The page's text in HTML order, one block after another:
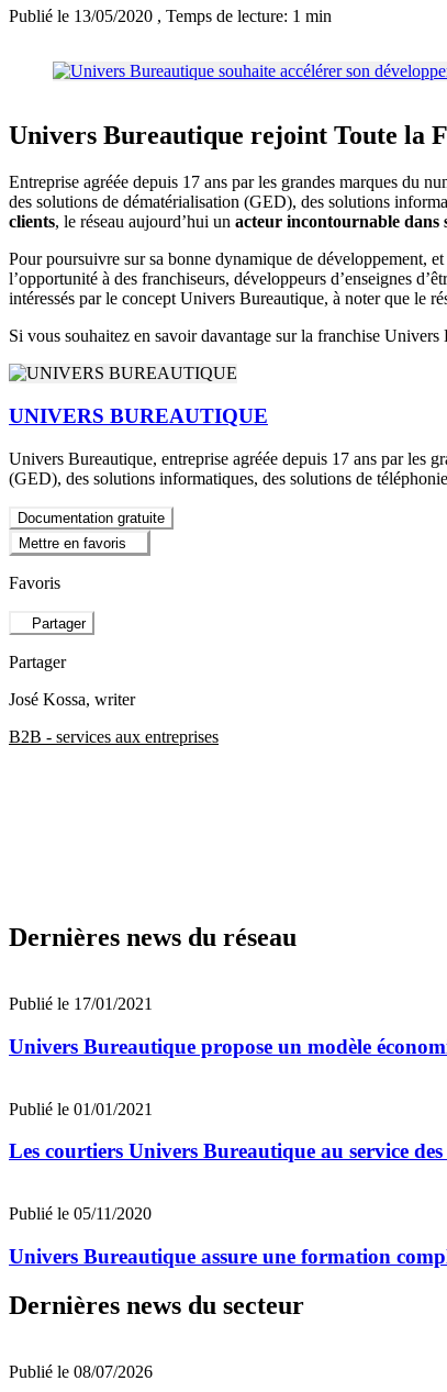
Publié le 13/05/2020 , Temps de lecture: 1 min
Univers Bureautique rejoint Toute la
Entreprise agréée depuis 17 ans par les grandes marques du
des solutions de dématérialisation (GED), des solutions
clients, le réseau aujourd’hui un acteur incontournable dans
Pour poursuivre sur sa bonne dynamique de développement,
l’opportunité à des franchiseurs, développeurs d’enseignes
intéressés par le concept Univers Bureautique, à noter que le
Si vous souhaitez en savoir davantage sur la franchise
UNIVERS BUREAUTIQUE
Univers Bureautique, entreprise agréée depuis 17 ans par les
(GED), des solutions informatiques, des solutions de
Documentation gratuite
Mettre en favoris
Favoris
Partager
Partager
José Kossa, writer
B2B - services aux entreprises
Dernières news du réseau
Publié le 17/01/2021
Univers Bureautique propose un modèle
Publié le 01/01/2021
Les courtiers Univers Bureautique au service des
Publié le 05/11/2020
Univers Bureautique assure une formation
Dernières news du secteur
Publié le 08/07/2026